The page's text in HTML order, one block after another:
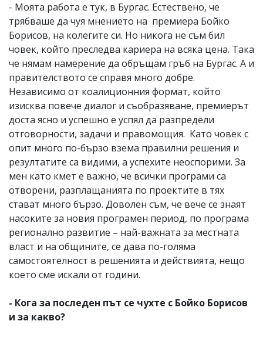
- Моята работа е тук, в Бургас. Естествено, че
трябваше да чуя мнението на премиера Бойко
Борисов, на колегите си. Но никога не съм бил
човек, който преследва кариера на всяка цена. Така
че нямам намерение да обръщам гръб на Бургас. А и
правителството се справя много добре.
Независимо от коалиционния формат, който
изисква повече диалог и съобразяване, премиерът
доста ясно и успешно е успял да разпредели
отговорности, задачи и правомощия. Като човек с
опит много по-бързо взема правилни решения и
резултатите са видими, а успехите неоспорими. За
мен като кмет е важно, че всички програми са
отворени, разплащанията по проектите в тях
стават много бързо. Доволен съм, че вече се знаят
насоките за новия програмен период, по програма
регионално развитие – най-важната за местната
власт и на общините, се дава по-голяма
самостоятелност в решенията и действията, нещо
което сме искали от години.
- Кога за последен път се чухте с Бойко Борисов
и за какво?